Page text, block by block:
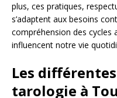
plus, ces pratiques,
s’adaptent aux besoins
compréhension des cycles
influencent notre vie
Les
tarologie à